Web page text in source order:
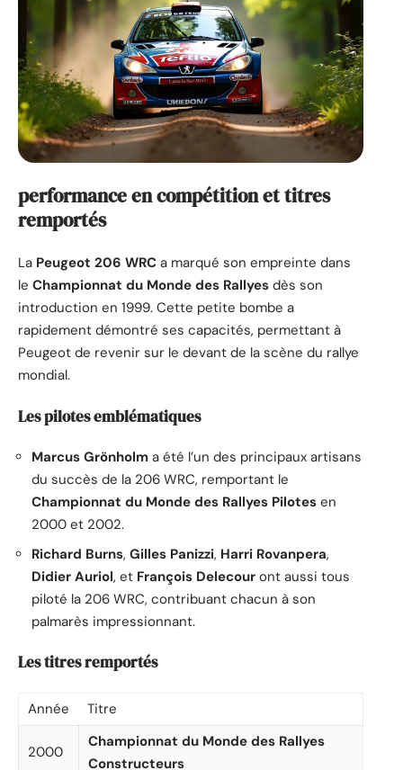
performance en compétition et titres
remportés
La Peugeot 206 WRC a marqué son empreinte dans
le Championnat du Monde des Rallyes dès son
introduction en 1999. Cette petite bombe a
rapidement démontré ses capacités, permettant à
Peugeot de revenir sur le devant de la scène du rallye
mondial.
Les pilotes emblématiques
Marcus Grönholm a été l’un des principaux artisans
du succès de la 206 WRC, remportant le
Championnat du Monde des Rallyes Pilotes en
2000 et 2002.
Richard Burns, Gilles Panizzi, Harri Rovanpera,
Didier Auriol, et François Delecour ont aussi tous
piloté la 206 WRC, contribuant chacun à son
palmarès impressionnant.
Les titres remportés
Année Titre
2000
Championnat du Monde des Rallyes
Constructeurs